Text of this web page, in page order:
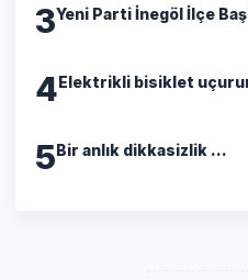
3Yeni Parti İnegöl İlçe
4Elektrikli bisiklet
5Bir anlık dikkasizlik ...